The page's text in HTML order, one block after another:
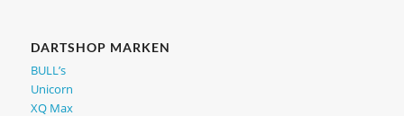
DARTSHOP MARKEN
BULL’s
Unicorn
XQ Max